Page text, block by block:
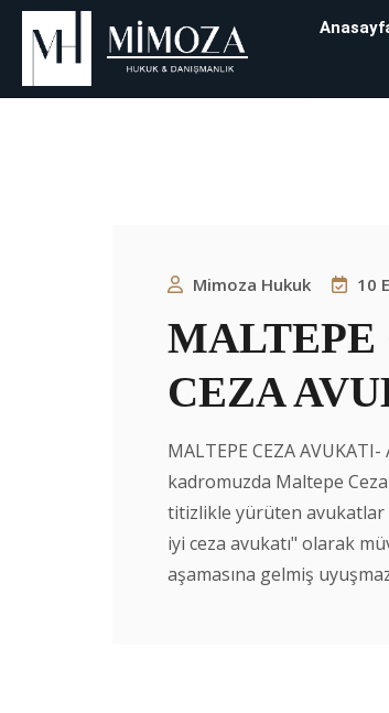
Mimoza Hukuk 10
MALTEPE
CEZA
MALTEPE CEZA
kadromuzda Maltepe
titizlikle yürüten avukatlar
iyi ceza avukatı" olarak
aşamasına gelmiş